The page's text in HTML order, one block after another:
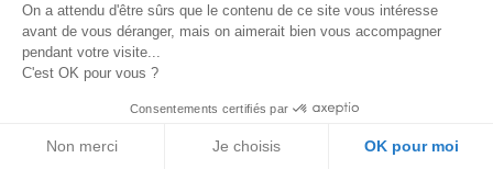
Coiff’House
Services et artisanat
DÉCOUVRIR
VOIR SUR LA CARTE
On a attendu d'être sûrs que le contenu de ce site vous intéresse
avant de vous déranger, mais on aimerait bien vous accompagner
pendant votre visite...
C'est OK pour vous ?
Consentements certifiés par
Non merci Je choisis OK pour moi